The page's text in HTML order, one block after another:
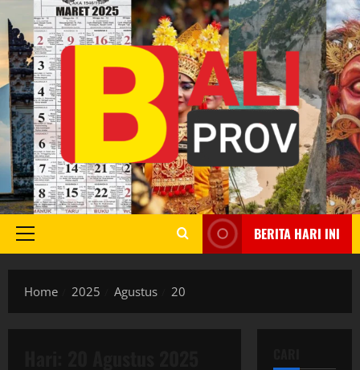
to
content
Primary
BERITA HARI INI
Home 2025 Agustus 20